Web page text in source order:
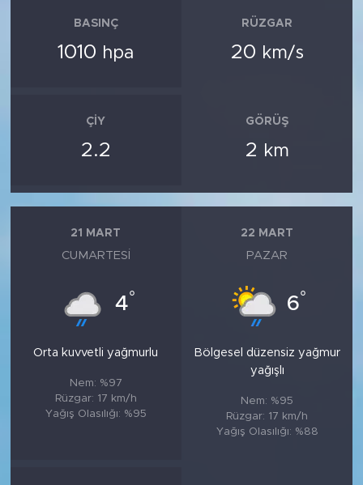
BASINÇ
1010 hpa
RÜZGAR
20 km/s
ÇIY
2.2
GÖRÜŞ
2 km
21 MART
CUMARTESI
4°
Orta kuvvetli yağmurlu
Nem: %97
Rüzgar: 17 km/h
Yağış Olasılığı: %95
22 MART
PAZAR
6°
Bölgesel düzensiz yağmur
yağışlı
Nem: %95
Rüzgar: 17 km/h
Yağış Olasılığı: %88